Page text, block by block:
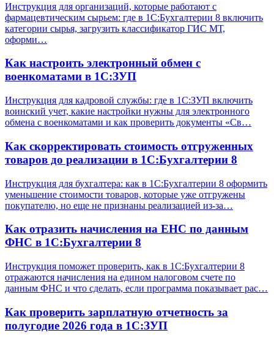
Инструкция для организаций, которые работают с
фармацевтическим сырьем: где в 1С:Бухгалтерии 8 включить
категории сырья, загрузить классификатор ГИС МТ,
оформи…
Как настроить электронный обмен с
военкоматами в 1С:ЗУП
Инструкция для кадровой службы: где в 1С:ЗУП включить
воинский учет, какие настройки нужны для электронного
обмена с военкоматами и как проверить документы «Св…
Как скорректировать стоимость отгруженных
товаров до реализации в 1С:Бухгалтерии 8
Инструкция для бухгалтера: как в 1С:Бухгалтерии 8 оформить
уменьшение стоимости товаров, которые уже отгружены
покупателю, но еще не признаны реализацией из-за…
Как отразить начисления на ЕНС по данным
ФНС в 1С:Бухгалтерии 8
Инструкция поможет проверить, как в 1С:Бухгалтерии 8
отражаются начисления на едином налоговом счете по
данным ФНС и что сделать, если программа показывает рас…
Как проверить зарплатную отчетность за
полугодие 2026 года в 1С:ЗУП